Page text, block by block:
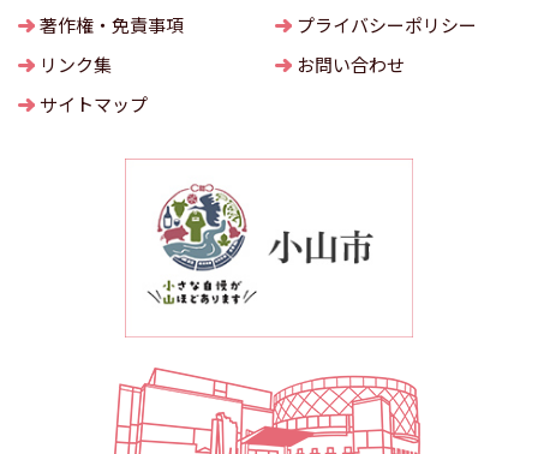
著作権・免責事項
プライバシーポリシー
リンク集
お問い合わせ
サイトマップ